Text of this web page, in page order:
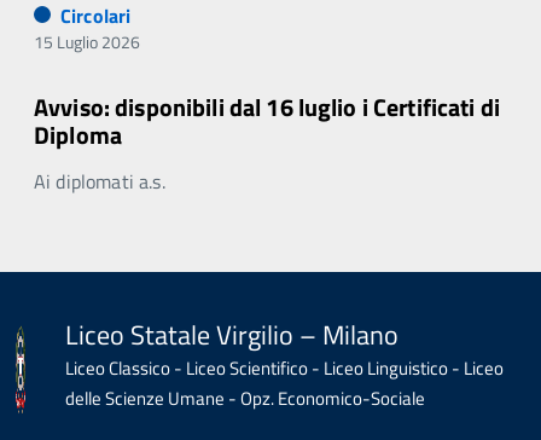
Circolari
15 Luglio 2026
Avviso: disponibili dal 16 luglio i Certificati di
Diploma
Ai diplomati a.s.
Liceo Statale Virgilio – Milano
Liceo Classico - Liceo Scientifico - Liceo Linguistico - Liceo
delle Scienze Umane - Opz. Economico-Sociale